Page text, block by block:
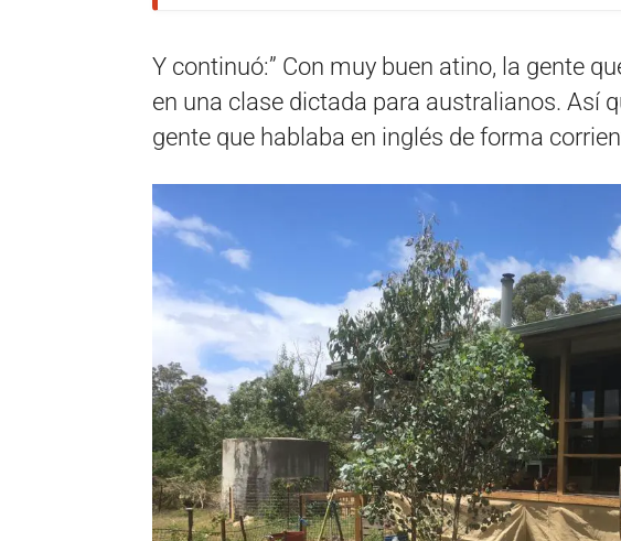
Y continuó:” Con muy buen atino, la gente
en una clase dictada para australianos. Así
gente que hablaba en inglés de forma